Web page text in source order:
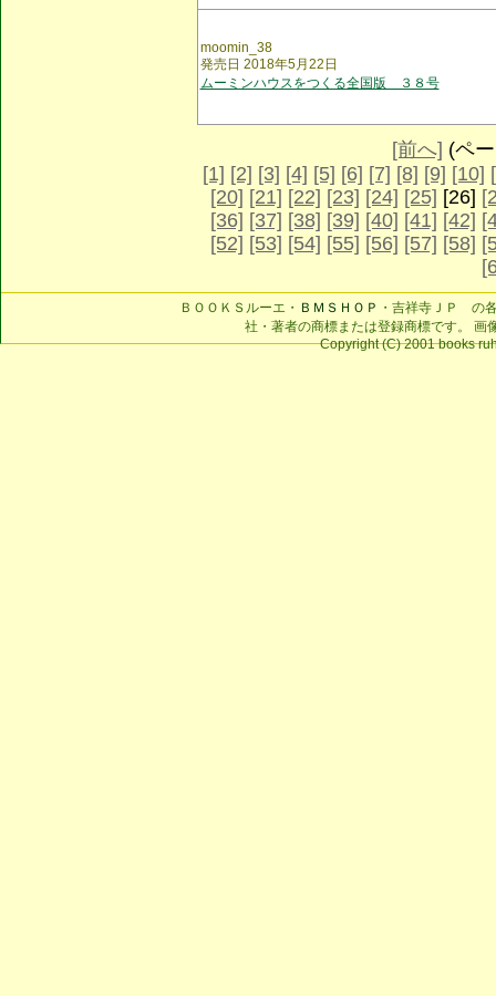
moomin_38
発売日 2018年5月22日
ムーミンハウスをつくる全国版 ３８号
[前へ] (ペ
[1] [2] [3] [4] [5] [6] [7] [8] [9] [10]
[20] [21] [22] [23] [24] [25] [26]
[36] [37] [38] [39] [40] [41] [42]
[52] [53] [54] [55] [56] [57] [58]
ＢＯＯＫＳルーエ・ ＢＭＳＨＯＰ ・吉祥寺ＪＰ の
社・著者の商標または登録商標です。 画
Copyright (C) 2001 books